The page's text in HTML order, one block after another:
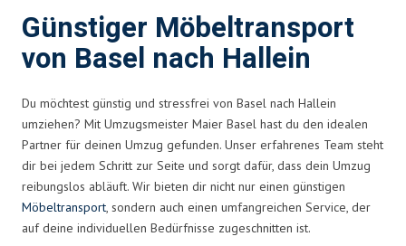
Günstiger Möbeltransport
von Basel nach Hallein
Du möchtest günstig und stressfrei von Basel nach Hallein
umziehen? Mit Umzugsmeister Maier Basel hast du den idealen
Partner für deinen Umzug gefunden. Unser erfahrenes Team steht
dir bei jedem Schritt zur Seite und sorgt dafür, dass dein Umzug
reibungslos abläuft. Wir bieten dir nicht nur einen günstigen
Möbeltransport, sondern auch einen umfangreichen Service, der
auf deine individuellen Bedürfnisse zugeschnitten ist.